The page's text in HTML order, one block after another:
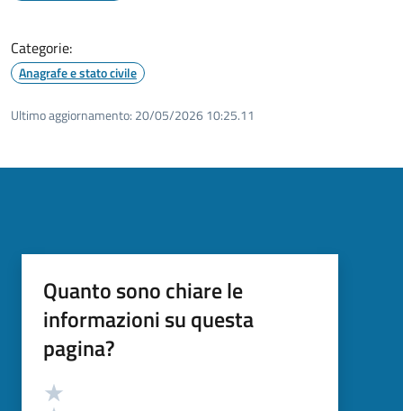
Categorie:
Anagrafe e stato civile
Ultimo aggiornamento: 20/05/2026 10:25.11
Quanto sono chiare le
informazioni su questa
pagina?
Valutazione